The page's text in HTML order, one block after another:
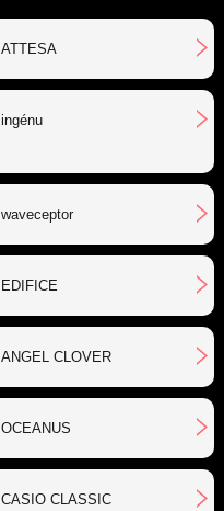
ATTESA
ingénu
waveceptor
EDIFICE
ANGEL CLOVER
OCEANUS
CASIO CLASSIC